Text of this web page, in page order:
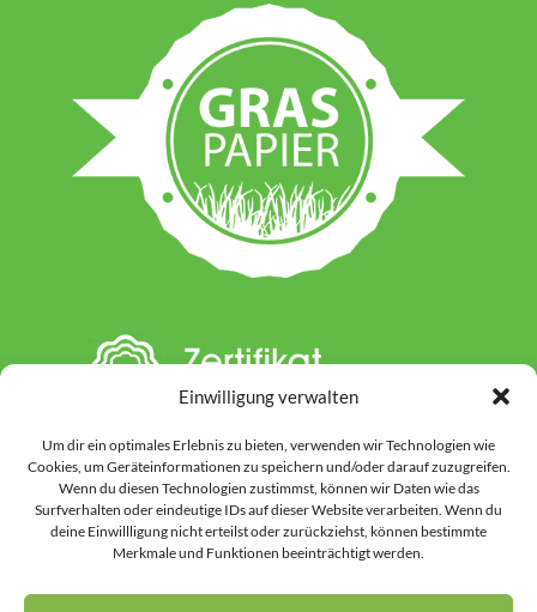
Einwilligung verwalten
Um dir ein optimales Erlebnis zu bieten, verwenden wir Technologien wie
Cookies, um Geräteinformationen zu speichern und/oder darauf zuzugreifen.
Wenn du diesen Technologien zustimmst, können wir Daten wie das
Surfverhalten oder eindeutige IDs auf dieser Website verarbeiten. Wenn du
deine Einwillligung nicht erteilst oder zurückziehst, können bestimmte
Merkmale und Funktionen beeinträchtigt werden.
Hinweis: Auf dieser Website werden einzelne Inhalte unter Einsatz von KI-
gestützten Werkzeugen vorbereitet oder gestaltet. Dies kann Textinhalte